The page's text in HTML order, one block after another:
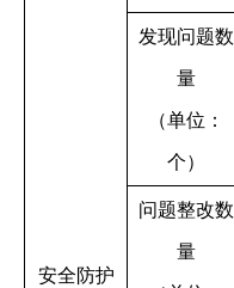
安全防护
发现问题数
量
（单位：
个）
问题整改数
量